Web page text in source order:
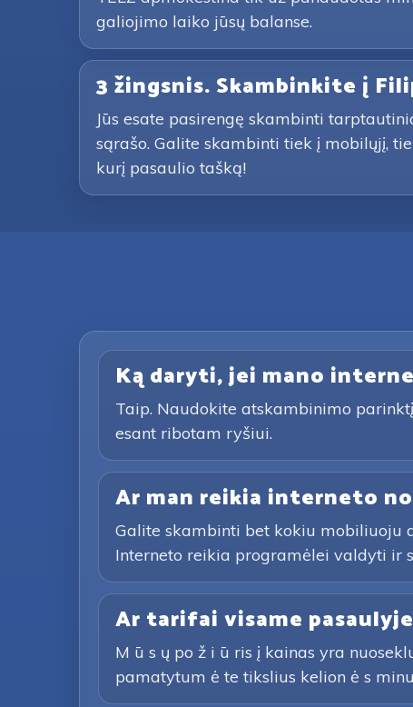
galiojimo laiko jūsų balanse.
3 žingsnis. Skambinkite į
Jūs esate pasirengę skambinti
sąrašo. Galite skambinti tiek į mobilųjį,
kurį pasaulio tašką!
Ką daryti, jei mano
Taip. Naudokite atskambinimo
esant ribotam ryšiui.
Ar man reikia interneto
Galite skambinti bet kokiu mobiliuoju
Interneto reikia programėlei valdyti ir
Ar tarifai visame
M ū s ų po ž i ū ris į kainas yra
pamatytum ė te tikslius kelion ė s